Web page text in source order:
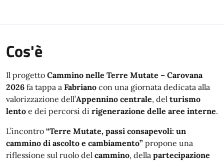
Cos'è
Il progetto Cammino nelle Terre Mutate – Carovana
2026 fa tappa a Fabriano con una giornata dedicata alla
valorizzazione dell’Appennino centrale, del turismo
lento e dei percorsi di rigenerazione delle aree interne.
L’incontro “Terre Mutate, passi consapevoli: un
cammino di ascolto e cambiamento” propone una
riflessione sul ruolo del cammino, della partecipazione